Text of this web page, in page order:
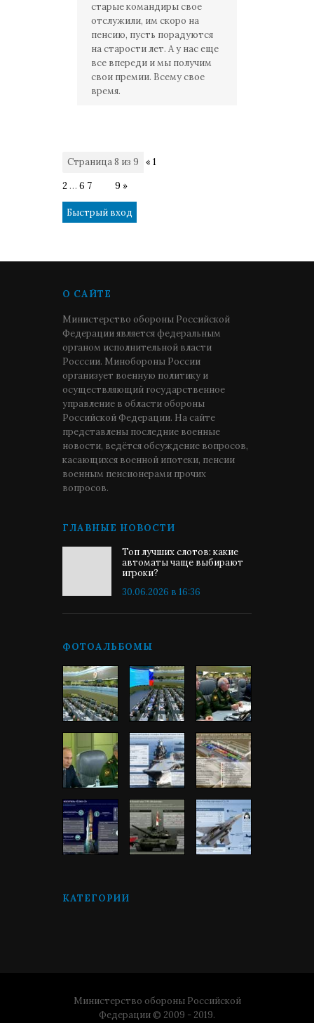
старые командиры свое
отслужили, им скоро на
пенсию, пусть порадуются
на старости лет. А у нас еще
все впереди и мы получим
свои премии. Всему свое
время.
Страница8 из 9 « 1
2 … 6 7 9 »
О САЙТЕ
Министерство обороны Российской
Федерации является федеральным
органом исполнительной власти
Росссии. Минобороны России
организует военную политику и
осуществляющий государственное
управление в области обороны
Российской Федерации. На сайте
представлены последние военные
новости, ведётся обсуждение вопросов,
касающихся военной ипотеки, пенсии
военным пенсионерами прочих
вопросов.
ГЛАВНЫЕ НОВОСТИ
Топ лучших слотов: какие
автоматы чаще выбирают
игроки?
30.06.2026 в 16:36
ФОТОАЛЬБОМЫ
КАТЕГОРИИ
Министерство обороны Российской
Федерации © 2009 - 2019.